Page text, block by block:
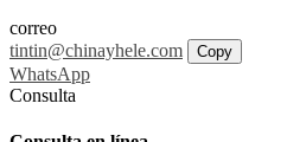
correo
tintin@chinayhele.com
Copy
WhatsApp
Consulta